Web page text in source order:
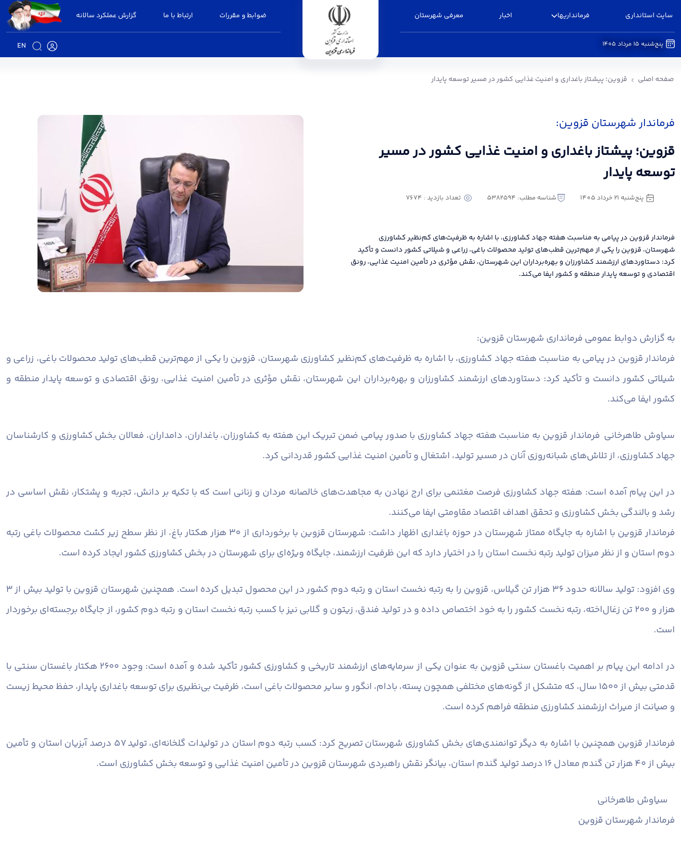
سایت استانداری فرمانداریها اخبار معرفی شهرستان ضوابط و مقررات ارتباط با ما گزارش عملکرد سالانه
EN پنج‌شنبه 15 مرداد 1405
صفحه اصلی قزوین؛ پیشتاز باغداری و امنیت غذایی کشور در مسیر توسعه پایدار
فرماندار شهرستان قزوین:
قزوین؛ پیشتاز باغداری و امنیت غذایی کشور در مسیر
توسعه پایدار
پنج‌شنبه 21 خرداد 1405 شناسه مطلب: 5382594 تعداد بازدید : 7674
فرماندار قزوین در پیامی به مناسبت هفته جهاد کشاورزی، با اشاره به ظرفیت‌های کم‌نظیر کشاورزی
شهرستان، قزوین را یکی از مهم‌ترین قطب‌های تولید محصولات باغی، زراعی و شیلاتی کشور دانست و تأکید
کرد: دستاوردهای ارزشمند کشاورزان و بهره‌برداران این شهرستان، نقش مؤثری در تأمین امنیت غذایی، رونق
اقتصادی و توسعه پایدار منطقه و کشور ایفا می‌کند.
به گزارش دوابط عمومی فرمانداری شهرستان قزوین:
فرماندار قزوین در پیامی به مناسبت هفته جهاد کشاورزی، با اشاره به ظرفیت‌های کم‌نظیر کشاورزی شهرستان، قزوین را یکی از مهم‌ترین قطب‌های تولید محصولات باغی، زراعی و
شیلاتی کشور دانست و تأکید کرد: دستاوردهای ارزشمند کشاورزان و بهره‌برداران این شهرستان، نقش مؤثری در تأمین امنیت غذایی، رونق اقتصادی و توسعه پایدار منطقه و
کشور ایفا می‌کند.
سیاوش طاهرخانی فرماندار قزوین به مناسبت هفته جهاد کشاورزی با صدور پیامی ضمن تبریک این هفته به کشاورزان، باغداران، دامداران، فعالان بخش کشاورزی و کارشناسان
جهاد کشاورزی، از تلاش‌های شبانه‌روزی آنان در مسیر تولید، اشتغال و تأمین امنیت غذایی کشور قدردانی کرد.
در این پیام آمده است: هفته جهاد کشاورزی فرصت مغتنمی برای ارج نهادن به مجاهدت‌های خالصانه مردان و زنانی است که با تکیه بر دانش، تجربه و پشتکار، نقش اساسی در
رشد و بالندگی بخش کشاورزی و تحقق اهداف اقتصاد مقاومتی ایفا می‌کنند.
فرماندار قزوین با اشاره به جایگاه ممتاز شهرستان در حوزه باغداری اظهار داشت: شهرستان قزوین با برخورداری از ۳۰ هزار هکتار باغ، از نظر سطح زیر کشت محصولات باغی رتبه
دوم استان و از نظر میزان تولید رتبه نخست استان را در اختیار دارد که این ظرفیت ارزشمند، جایگاه ویژه‌ای برای شهرستان در بخش کشاورزی کشور ایجاد کرده است.
وی افزود: تولید سالانه حدود ۳۶ هزار تن گیلاس، قزوین را به رتبه نخست استان و رتبه دوم کشور در این محصول تبدیل کرده است. همچنین شهرستان قزوین با تولید بیش از ۳
هزار و ۲۰۰ تن زغال‌اخته، رتبه نخست کشور را به خود اختصاص داده و در تولید فندق، زیتون و گلابی نیز با کسب رتبه نخست استان و رتبه دوم کشور، از جایگاه برجسته‌ای برخوردار
است.
در ادامه این پیام بر اهمیت باغستان سنتی قزوین به عنوان یکی از سرمایه‌های ارزشمند تاریخی و کشاورزی کشور تأکید شده و آمده است: وجود ۲۶۰۰ هکتار باغستان سنتی با
قدمتی بیش از ۱۵۰۰ سال، که متشکل از گونه‌های مختلفی همچون پسته، بادام، انگور و سایر محصولات باغی است، ظرفیت بی‌نظیری برای توسعه باغداری پایدار، حفظ محیط زیست
و صیانت از میراث ارزشمند کشاورزی منطقه فراهم کرده است.
فرماندار قزوین همچنین با اشاره به دیگر توانمندی‌های بخش کشاورزی شهرستان تصریح کرد: کسب رتبه دوم استان در تولیدات گلخانه‌ای، تولید ۵۷ درصد آبزیان استان و تأمین
بیش از ۴۰ هزار تن گندم معادل ۱۶ درصد تولید گندم استان، بیانگر نقش راهبردی شهرستان قزوین در تأمین امنیت غذایی و توسعه بخش کشاورزی است.
سیاوش طاهرخانی
فرماندار شهرستان قزوین